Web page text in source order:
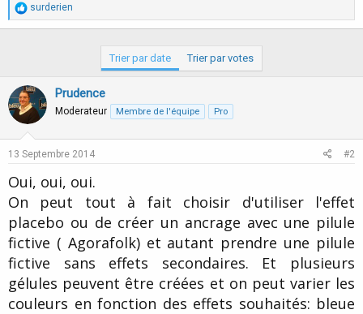
R
é
a
o
n
s
:
surderien
Trier par date Trier par votes
Prudence
Moderateur Membre de l'équipe Pro
13 Septembre 2014 #2
Oui, oui, oui.
On peut tout à fait choisir d'utiliser l'effet
placebo ou de créer un ancrage avec une pilule
fictive ( Agorafolk) et autant prendre une pilule
fictive sans effets secondaires. Et plusieurs
gélules peuvent être créées et on peut varier les
couleurs en fonction des effets souhaités: bleue